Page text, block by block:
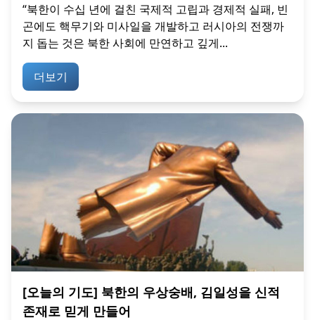
“북한이 수십 년에 걸친 국제적 고립과 경제적 실패, 빈
곤에도 핵무기와 미사일을 개발하고 러시아의 전쟁까
지 돕는 것은 북한 사회에 만연하고 깊게...
더보기
[오늘의 기도] 북한의 우상숭배, 김일성을 신적
존재로 믿게 만들어